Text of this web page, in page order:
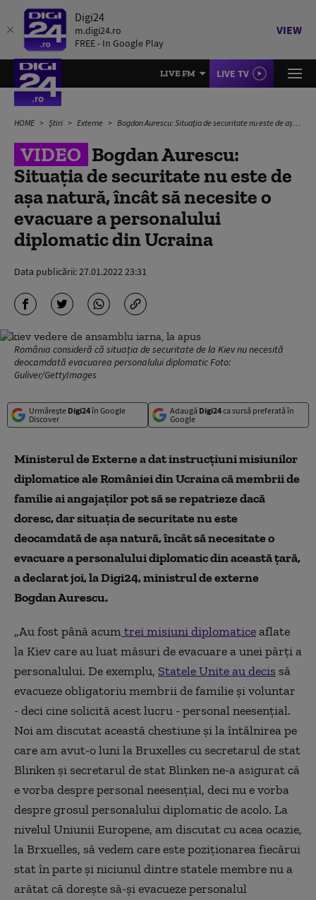
Digi24
m.digi24.ro
FREE - In Google Play
VIEW
LIVE FM LIVE TV
HOME Știri Externe Bogdan Aurescu: Situaţia de securitate nu este de aşa natură, încât să necesite o evacuare a personalului diplomatic din Ucraina
VIDEO Bogdan Aurescu:
Situaţia de securitate nu este de
aşa natură, încât să necesite o
evacuare a personalului
diplomatic din Ucraina
Data publicării:27.01.2022 23:31
România consideră că situația de securitate de la Kiev nu necesită
deocamdată evacuarea personalului diplomatic Foto:
Guliver/GettyImages
Urmărește Digi24în Google
Discover
Adaugă Digi24ca sursă preferată în
Google
Ministerul de Externe a dat instrucțiuni misiunilor
diplomatice ale României din Ucraina că membrii de
familie ai angajaţilor pot să se repatrieze dacă
doresc, dar situația de securitate nu este
deocamdată de așa natură, încât să necesitate o
evacuare a personalului diplomatic din această țară,
a declarat joi, la Digi24, ministrul de externe
Bogdan Aurescu.
„Au fost până acumtrei misiuni diplomaticeaflate
la Kiev care au luat măsuri de evacuare a unei părți a
personalului. De exemplu, Statele Unite au decis să
evacueze obligatoriu membrii de familie și voluntar
- deci cine solicită acest lucru - personal neesențial.
Noi am discutat această chestiune și la întâlnirea pe
care am avut-o luni la Bruxelles cu secretarul de stat
Blinken și secretarul de stat Blinken ne-a asigurat că
e vorba despre personal neesențial, deci nu e vorba
despre grosul personalului diplomatic de acolo. La
nivelul Uniunii Europene, am discutat cu acea ocazie,
la Brxuelles, să vedem care este poziționarea fiecărui
stat în parte și niciunul dintre statele membre nu a
arătat că dorește să-și evacueze personalul